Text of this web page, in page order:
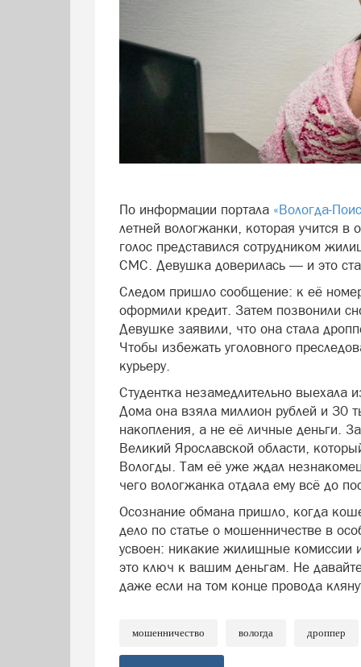
По информации портала «Вологда-
летней вологжанки, которая учится
голос представился сотрудником
СМС. Девушка доверилась — и это
Следом пришло сообщение: к её
оформили кредит. Затем позвонили
Девушке заявили, что она стала
Чтобы избежать уголовного
курьеру.
Студентка незамедлительно выехала
Дома она взяла миллион рублей и 30
накопления, а не её личные деньги.
Великий Ярославской области,
Вологды. Там её уже ждал
чего вологжанка отдала ему всё до
Осознание обмана пришло, когда
дело по статье о мошенничестве в
усвоен: никакие жилищные
это ключ к вашим деньгам. Не
даже если на том конце провода
мошенничество вологда дроппер